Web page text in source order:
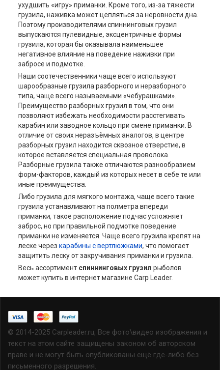
ухудшить «игру» приманки. Кроме того, из-за тяжести
грузила, наживка может цепляться за неровности дна.
Поэтому производителями спиннинговых грузил
выпускаются пулевидные, эксцентричные формы
грузила, которая бы оказывала наименьшее
негативное влияние на поведение наживки при
забросе и подмотке.
Наши соотечественники чаще всего используют
шарообразные грузила разборного и неразборного
типа, чаще всего называемыми «чебурашками».
Преимущество разборных грузил в том, что они
позволяют избежать необходимости расстегивать
карабин или заводное кольцо при смене приманки. В
отличие от своих неразъёмных аналогов, в центре
разборных грузил находится сквозное отверстие, в
которое вставляется специальная проволока.
Разборные грузила также отличаются разнообразием
форм-факторов, каждый из которых несет в себе те или
иные преимущества.
Либо грузила для мягкого монтажа, чаще всего такие
грузила устанавливают на полметра впереди
приманки, такое расположение подчас усложняет
заброс, но при правильной подмотке поведение
приманки не изменяется. Чаще всего грузила крепят на
леске через карабины с вертлюжками, что помогает
защитить леску от закручивания приманки и грузила.
Весь ассортимент спиннинговых грузил рыболов
может купить в интернет магазине Carp Leader.
© 2014-2025 Carpleader.ru, Все фото\видео изображения и
текст на этом сайте защищены законом об авторском
праве и не могут быть опубликованы ещё где-либо без
письменного разрешения.